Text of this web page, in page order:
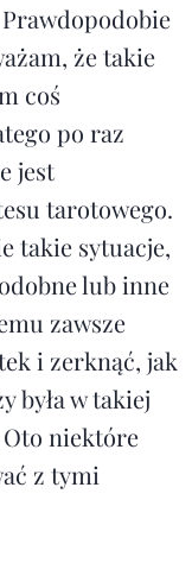
że takie
coś
po raz
jest
tarotowego.
takie sytuacje,
lub inne
zawsze
i zerknąć, jak
była w takiej
Oto niektóre
z tymi